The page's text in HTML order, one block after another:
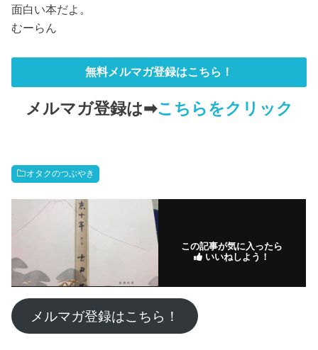
面白い本だよ。
むーらん
無料メルマガ登録はこちら！
メルマガ登録は➡こちらをクリック
オタクのつぶやき
この記事が気に入ったら
いいねしよう！
メルマガ登録はこちら！